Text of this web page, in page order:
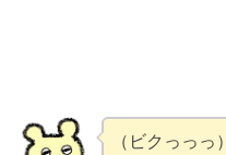
（ビクっっっ）